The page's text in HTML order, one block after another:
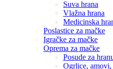
Suva hrana
Vlažna hrana
Medicinska
Poslastice za mačke
Igračke za mačke
Oprema za mačke
Posude za
Ogrlice,